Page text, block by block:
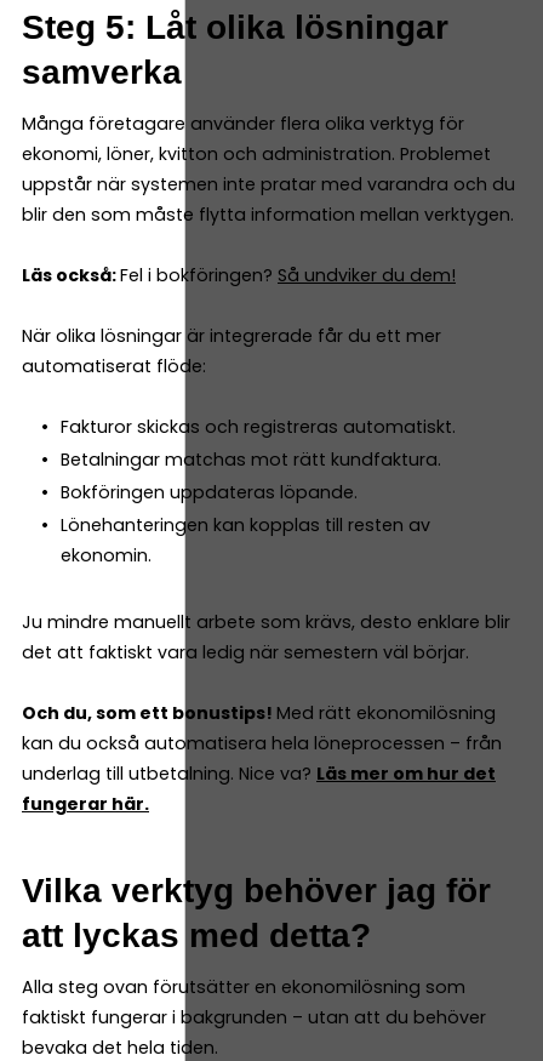
Steg 5: Låt olika lösningar
samverka
Många företagare använder flera olika verktyg för
ekonomi, löner, kvitton och administration. Problemet
uppstår när systemen inte pratar med varandra och du
blir den som måste flytta information mellan verktygen.
Läs också:Fel i bokföringen? Så undviker du dem!
När olika lösningar är integrerade får du ett mer
automatiserat flöde:
Fakturor skickas och registreras automatiskt.
Betalningar matchas mot rätt kundfaktura.
Bokföringen uppdateras löpande.
Lönehanteringen kan kopplas till resten av
ekonomin.
Ju mindre manuellt arbete som krävs, desto enklare blir
det att faktiskt vara ledig när semestern väl börjar.
Och du, som ett bonustips! Med rätt ekonomilösning
kan du också automatisera hela löneprocessen – från
underlag till utbetalning. Nice va? Läs mer om hur det
fungerar här.
Vilka verktyg behöver jag för
att lyckas med detta?
Alla steg ovan förutsätter en ekonomilösning som
faktiskt fungerar i bakgrunden – utan att du behöver
bevaka det hela tiden.